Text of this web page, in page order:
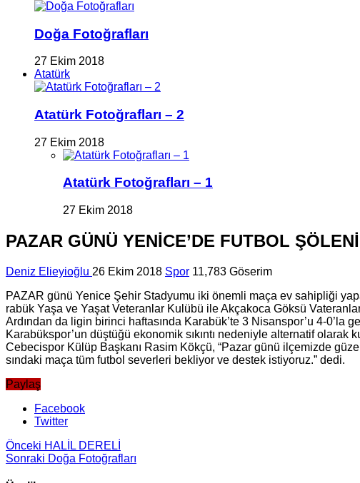
Doğa Fotoğrafları
27 Ekim 2018
Atatürk
Atatürk Fotoğrafları – 2
27 Ekim 2018
Atatürk Fotoğrafları – 1
27 Ekim 2018
PAZAR GÜNÜ YENİCE’DE FUTBOL
Deniz Elieyioğlu 26 Ekim 2018 Spor 11,783 Göserim
PAZAR günü Ye­ni­ce Şehir Stad­yu­mu iki önem­li maça ev sa­hip­li­ği
ra­bük Yaşa ve Yaşat Ve­te­ran­lar Ku­lü­bü ile Ak­ça­ko­ca Göksü
Ar­dın­dan da ligin bi­rin­ci haf­ta­sın­da Ka­ra­bük’te 3 Ni­sans­por’u 4-0’la
Ka­ra­büks­por’un düş­tü­ğü eko­no­mik sı­kın­tı ne­de­niy­le al­ter­na­tif
Ce­be­cis­por Külüp Baş­ka­nı Rasim Kökçü, “Pazar günü il­çe­miz­de
sın­da­ki maça tüm fut­bol se­ver­le­ri bek­li­yor ve des­tek is­ti­yo­ruz.” dedi.
Paylaş
Facebook
Twitter
Önceki HALİL DERELİ
Sonraki Doğa Fotoğrafları